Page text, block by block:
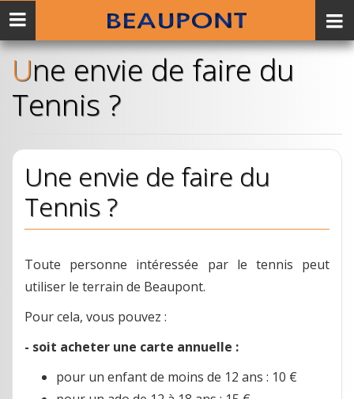
Une envie de faire du
Tennis ?
Une envie de faire du
Tennis ?
Toute personne intéressée par le tennis peut
utiliser le terrain de Beaupont.
Pour cela, vous pouvez :
- soit acheter une carte annuelle :
pour un enfant de moins de 12 ans : 10 €
Menu
mobile